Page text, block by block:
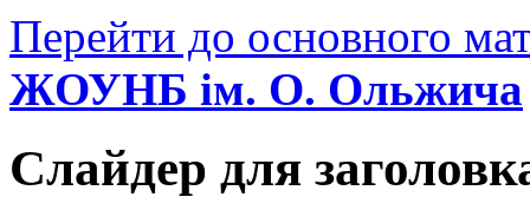
Перейти до основного
ЖОУНБ ім. О. Ольжича
Слайдер для